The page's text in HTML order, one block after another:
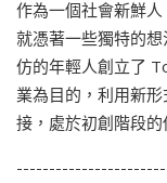
作為一個社會新鮮
就憑著一些獨特的
仿的年輕人創立了
業為目的，利用新
接，處於初創階段